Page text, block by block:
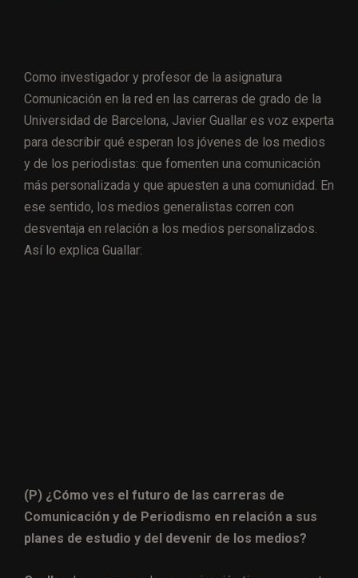
Como investigador y profesor de la asignatura
Comunicación en la red en las carreras de grado de la
Universidad de Barcelona, Javier Guallar es voz experta
para describir qué esperan los jóvenes de los medios
y de los periodistas: que fomenten una comunicación
más personalizada y que apuesten a una comunidad. En
ese sentido, los medios generalistas corren con
desventaja en relación a los medios personalizados.
Así lo explica Guallar:
(P) ¿Cómo ves el futuro de las carreras de
Comunicación y de Periodismo en relación a sus
planes de estudio y del devenir de los medios?